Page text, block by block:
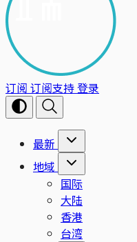
订阅 订阅支持登录
最新
地域
国际
大陆
香港
台湾